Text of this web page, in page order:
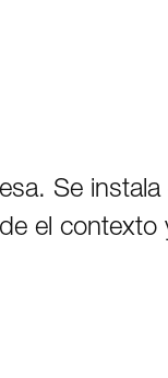
Se
el contexto